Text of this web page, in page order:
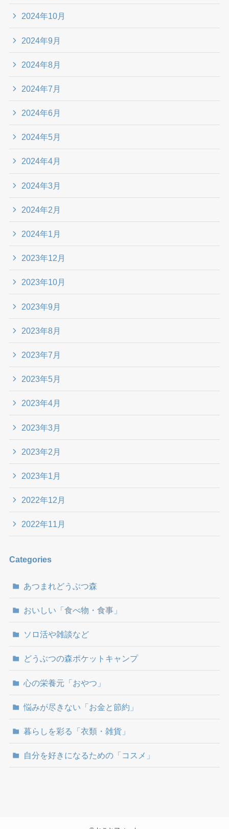
2024年10月
2024年9月
2024年8月
2024年7月
2024年6月
2024年5月
2024年4月
2024年3月
2024年2月
2024年1月
2023年12月
2023年10月
2023年9月
2023年8月
2023年7月
2023年5月
2023年4月
2023年3月
2023年2月
2023年1月
2022年12月
2022年11月
Categories
あつまれどうぶつ森
おいしい「食べ物・食事」
ソロ活や雑談など
どうぶつの森ポケットキャンプ
心の栄養元「おやつ」
悩みが尽きない「お金と節約」
暮らしを彩る「衣類・雑貨」
自分を好きになるための「コスメ」